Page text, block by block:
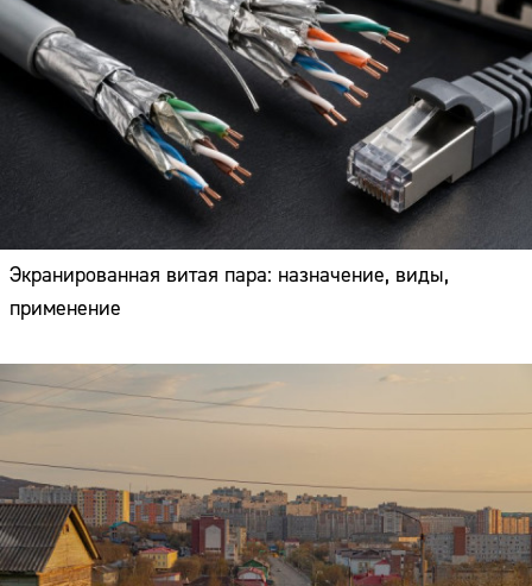
Экранированная витая пара: назначение, виды,
применение